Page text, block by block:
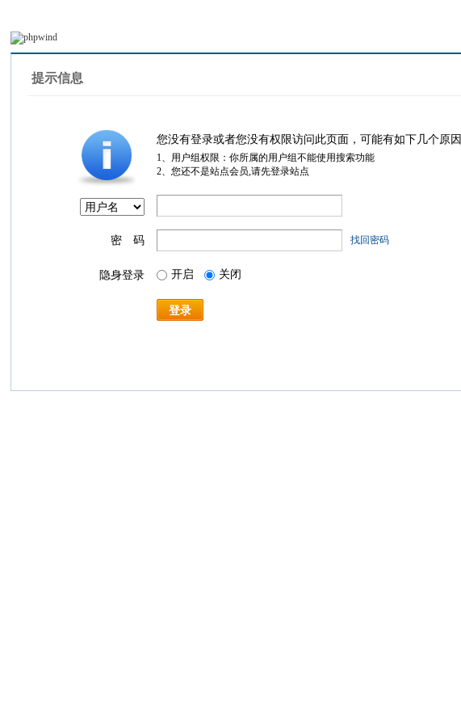
提示信息
您没有登录或者您没有权限访问此页面，可能有如下几个原因
1、用户组权限：你所属的用户组不能使用搜索功能
2、您还不是站点会员,请先登录站点
密 码 找回密码
隐身登录 开启 关闭
登录